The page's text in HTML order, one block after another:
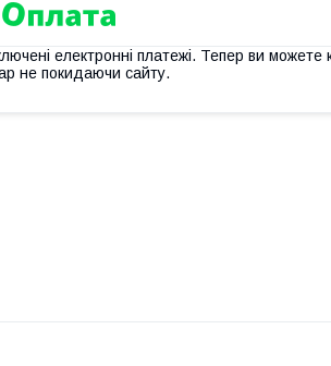
електронні платежі. Тепер ви можете
не покидаючи сайту.